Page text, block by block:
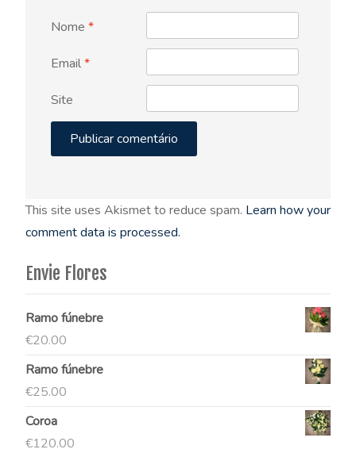
Nome *
Email*
Site
This site uses Akismet to reduce spam. Learn how your
comment data is processed.
Envie Flores
Ramo fúnebre
€20.00
Ramo fúnebre
€25.00
Coroa
€120.00